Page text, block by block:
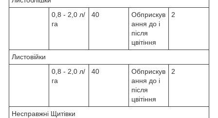
0,8 - 2,0 л/
га
40
Обприскув
ання до і
після
цвітіння
2
Листовійки
0,8 - 2,0 л/
га
40
Обприскув
ання до і
після
цвітіння
2
Несправжні Щитівки